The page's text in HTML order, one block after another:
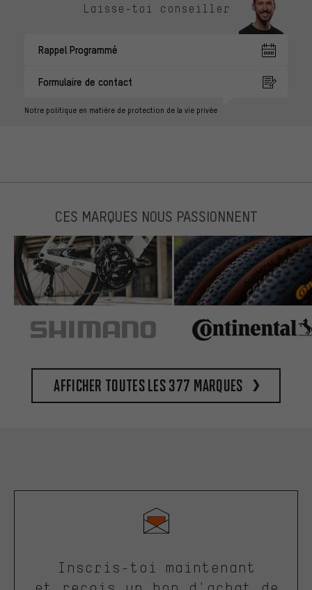
Laisse-toi conseiller
Rappel Programmé
Formulaire de contact
Notre politique en matière de protection de la vie privée
CES MARQUES NOUS PASSIONNENT
Afficher toutes les 377 marques
Inscris-toi maintenant